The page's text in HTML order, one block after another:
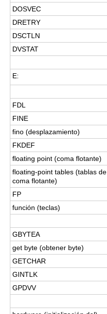
DOSVEC
DRETRY
DSCTLN
DVSTAT
E:
FDL
FINE
fino (desplazamiento)
FKDEF
floating point (coma flotante)
floating-point tables (tablas de
coma flotante)
FP
función (teclas)
GBYTEA
get byte (obtener byte)
GETCHAR
GINTLK
GPDVV